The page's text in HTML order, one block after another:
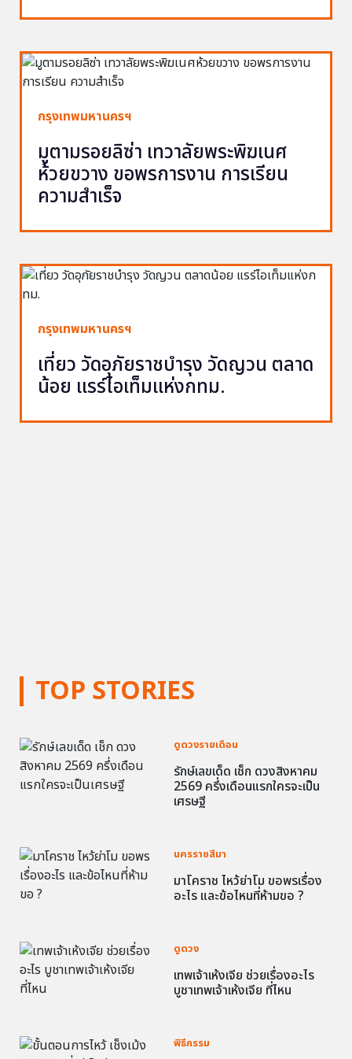
TOP STORIES
ดูดวงรายเดือน
รักษ์เลขเด็ด เช็ก ดวงสิงหาคม
2569 ครึ่งเดือนแรกใครจะเป็น
เศรษฐี
นครราชสีมา
มาโคราช ไหว้ย่าโม ขอพรเรื่อง
อะไร และข้อไหนที่ห้ามขอ ?
ดูดวง
เทพเจ้าเห้งเจีย ช่วยเรื่องอะไร
บูชาเทพเจ้าเห้งเจีย ที่ไหน
พิธีกรรม
กรุงเทพมหานครฯ
มูตามรอยลิซ่า เทวาลัยพระพิฆเนศ
ห้วยขวาง ขอพรการงาน การเรียน
ความสำเร็จ
กรุงเทพมหานครฯ
เที่ยว วัดอุภัยราชบำรุง วัดญวน ตลาด
น้อย แรร์ไอเท็มแห่งกทม.